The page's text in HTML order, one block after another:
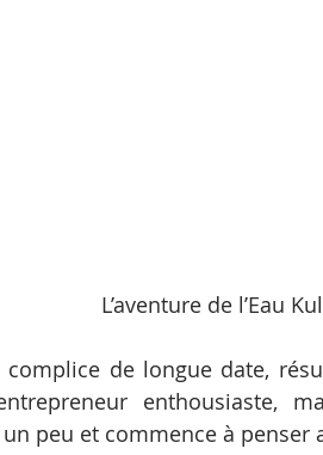
L’aventure de l’Eau
complice de longue date,
enthousiaste,
peu et commence à penser